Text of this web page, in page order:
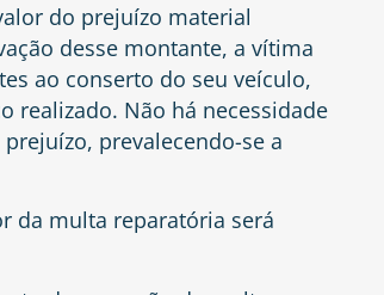
do prejuízo material
desse montante, a vítima
ao conserto do seu veículo,
realizado. Não há necessidade
prevalecendo-se a
da multa reparatória será